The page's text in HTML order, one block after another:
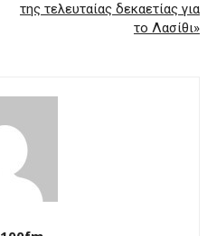
της τελευταίας δεκαετίας για
το Λασίθι»